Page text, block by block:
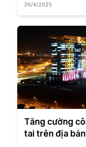
26/4/2025
Tăng cường
tai trên địa